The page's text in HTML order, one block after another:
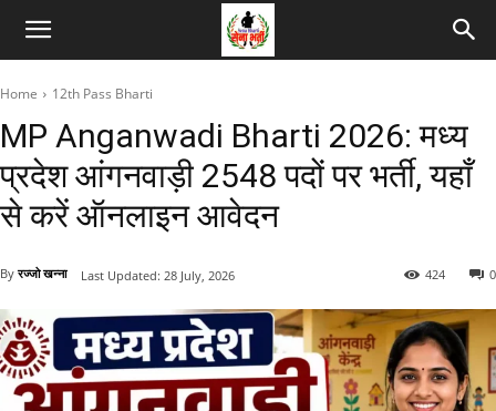
Home 12th Pass Bharti
MP Anganwadi Bharti 2026: मध्य
प्रदेश आंगनवाड़ी 2548 पदों पर भर्ती, यहाँ
से करें ऑनलाइन आवेदन
By रज्जो खन्ना 0
424
Last Updated: 28 July, 2026